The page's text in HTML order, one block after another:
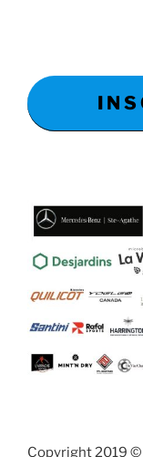
I N
Copyright 2019